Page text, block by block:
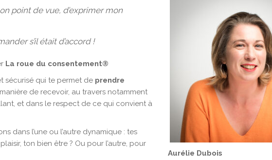
point de vue, d’exprimer mon
s’il était d’accord !
La roue du consentement®
sécurisé qui te permet de prendre
de recevoir, au travers notamment
et dans le respect de ce qui convient à
dans l’une ou l’autre dynamique : tes
ton bien être ? Ou pour l’autre, pour
Aurélie Dubois